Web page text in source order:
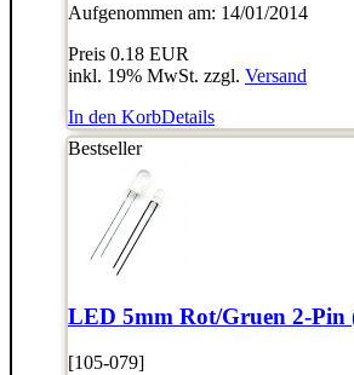
Aufgenommen am: 14/01/2014
Preis 0.18 EUR
inkl. 19% MwSt. zzgl. Versand
In den KorbDetails
Bestseller
LED 5mm Rot/Gruen 2-Pin
[105-079]